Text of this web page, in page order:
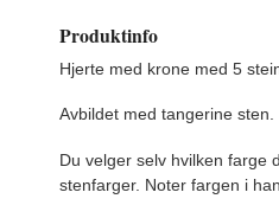
Produktinfo
Hjerte med krone med 5
Avbildet med tangerine sten.
Du velger selv hvilken farge
stenfarger. Noter fargen i